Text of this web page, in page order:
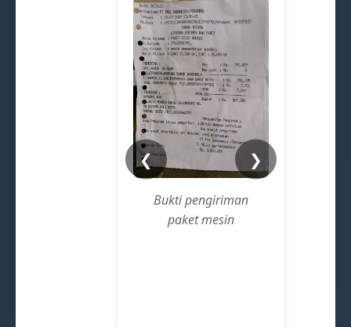
Bukti pengiriman
paket mesin
❮ ❯